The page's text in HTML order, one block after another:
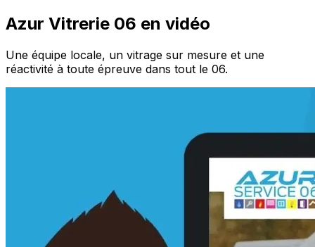
Azur Vitrerie 06 en vidéo
Une équipe locale, un vitrage sur mesure et une
réactivité à toute épreuve dans tout le 06.